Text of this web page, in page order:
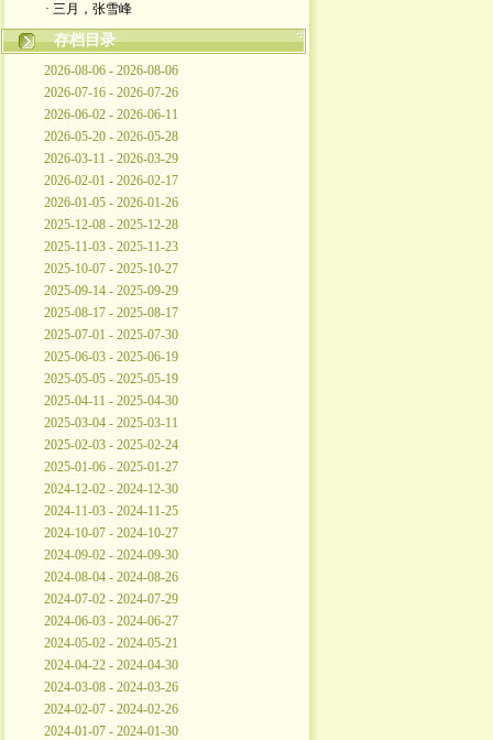
· 三月，张雪峰
存档目录
2026-08-06 - 2026-08-06
2026-07-16 - 2026-07-26
2026-06-02 - 2026-06-11
2026-05-20 - 2026-05-28
2026-03-11 - 2026-03-29
2026-02-01 - 2026-02-17
2026-01-05 - 2026-01-26
2025-12-08 - 2025-12-28
2025-11-03 - 2025-11-23
2025-10-07 - 2025-10-27
2025-09-14 - 2025-09-29
2025-08-17 - 2025-08-17
2025-07-01 - 2025-07-30
2025-06-03 - 2025-06-19
2025-05-05 - 2025-05-19
2025-04-11 - 2025-04-30
2025-03-04 - 2025-03-11
2025-02-03 - 2025-02-24
2025-01-06 - 2025-01-27
2024-12-02 - 2024-12-30
2024-11-03 - 2024-11-25
2024-10-07 - 2024-10-27
2024-09-02 - 2024-09-30
2024-08-04 - 2024-08-26
2024-07-02 - 2024-07-29
2024-06-03 - 2024-06-27
2024-05-02 - 2024-05-21
2024-04-22 - 2024-04-30
2024-03-08 - 2024-03-26
2024-02-07 - 2024-02-26
2024-01-07 - 2024-01-30